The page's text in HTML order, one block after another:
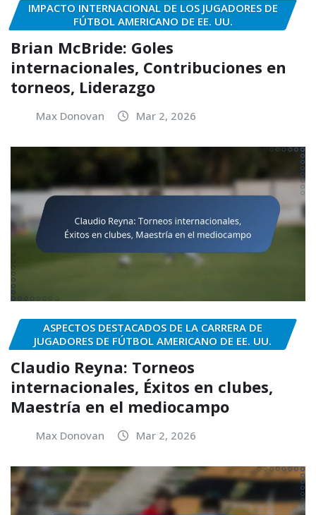
IMPACTO INTERNACIONAL DE LOS JUGADORES DE
FÚTBOL AMERICANO DE EE. UU.
Brian McBride: Goles
internacionales, Contribuciones en
torneos, Liderazgo
Max Donovan Mar 2, 2026
ASPECTOS DESTACADOS DE LA CARRERA DE
JUGADORES DE FÚTBOL AMERICANO DE EE. UU.
Claudio Reyna: Torneos
internacionales, Éxitos en clubes,
Maestría en el mediocampo
Max Donovan Mar 2, 2026